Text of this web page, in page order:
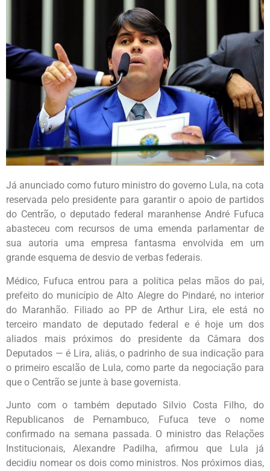
Já anunciado como futuro ministro do governo Lula, na cota
reservada pelo presidente para garantir o apoio de partidos
do Centrão, o deputado federal maranhense André Fufuca
abasteceu com recursos de uma emenda parlamentar de
sua autoria uma empresa fantasma envolvida em um
grande esquema de desvio de verbas federais.
Médico, Fufuca entrou para a política pelas mãos do pai,
prefeito do município de Alto Alegre do Pindaré, no interior
do Maranhão. Filiado ao PP de Arthur Lira, ele está no
terceiro mandato de deputado federal e é hoje um dos
aliados mais próximos do presidente da Câmara dos
Deputados — é Lira, aliás, o padrinho de sua indicação para
o primeiro escalão de Lula, como parte da negociação para
que o Centrão se junte à base governista.
Junto com o também deputado Silvio Costa Filho, do
Republicanos de Pernambuco, Fufuca teve o nome
confirmado na semana passada. O ministro das Relações
Institucionais, Alexandre Padilha, afirmou que Lula já
decidiu nomear os dois como ministros. Nos próximos dias,